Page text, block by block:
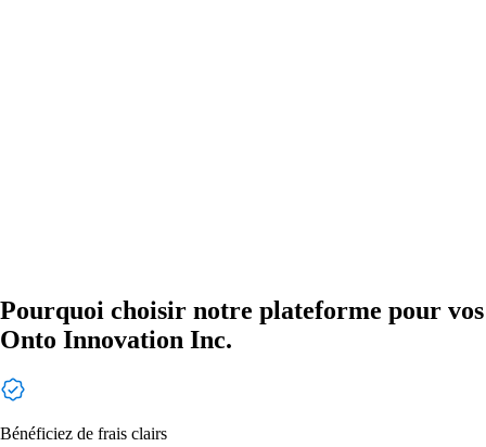
Pourquoi choisir notre plateforme pour vos
Onto Innovation Inc.
Bénéficiez de frais clairs